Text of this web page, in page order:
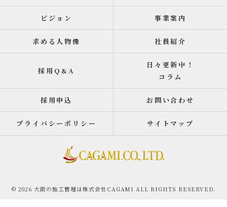
ビジョン 事業案内
求める人物像 社員紹介
採用Q&A
日々更新中！
コラム
採用申込 お問い合わせ
プライバシーポリシー サイトマップ
© 2026 大阪の施工管理は株式会社CAGAMI ALL RIGHTS RESERVED.